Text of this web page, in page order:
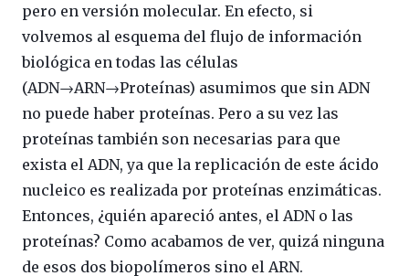
pero en versión molecular. En efecto, si
volvemos al esquema del flujo de información
biológica en todas las células
(ADN→ARN→Proteínas) asumimos que sin ADN
no puede haber proteínas. Pero a su vez las
proteínas también son necesarias para que
exista el ADN, ya que la replicación de este ácido
nucleico es realizada por proteínas enzimáticas.
Entonces, ¿quién apareció antes, el ADN o las
proteínas? Como acabamos de ver, quizá ninguna
de esos dos biopolímeros sino el ARN.